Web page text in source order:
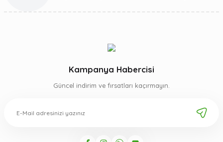
Kampanya Habercisi
Güncel indirim ve fırsatları kaçırmayın.